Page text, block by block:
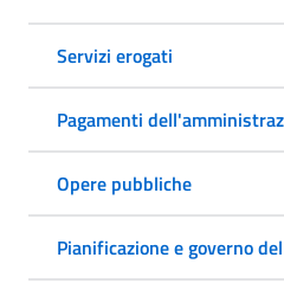
Servizi erogati
Pagamenti
Opere pubbliche
Pianificazione e governo